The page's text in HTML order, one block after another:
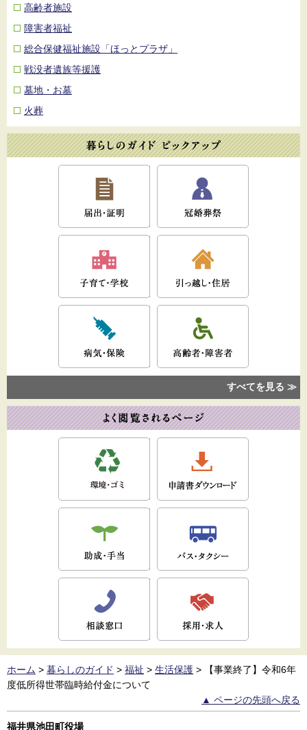
高齢者施設
障害者福祉
総合保健福祉施設「ほっとプラザ」
戦没者遺族等援護
墓地・お墓
火葬
すべてを見る ≫
ホーム > 暮らしのガイド > 福祉 > 生活保護 >
【事業終了】令和6年
度低所得世帯臨時給付金について
▲ ページの先頭へ戻る
福井県池田町役場